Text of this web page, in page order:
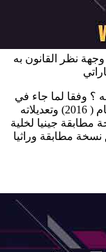
نظر القانون به
؟ وفقا لما جاء في
قانون المسؤولية الطبية الاماراتي رقم (4 ) لعام ( 2016) وتعديلاته
مطابقة جينيا لخلية
مطابقة وراثيا